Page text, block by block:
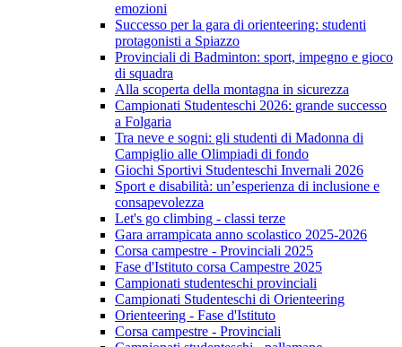
emozioni
Successo per la gara di orienteering: studenti
protagonisti a Spiazzo
Provinciali di Badminton: sport, impegno e gioco
di squadra
Alla scoperta della montagna in sicurezza
Campionati Studenteschi 2026: grande successo
a Folgaria
Tra neve e sogni: gli studenti di Madonna di
Campiglio alle Olimpiadi di fondo
Giochi Sportivi Studenteschi Invernali 2026
Sport e disabilità: un’esperienza di inclusione e
consapevolezza
Let's go climbing - classi terze
Gara arrampicata anno scolastico 2025-2026
Corsa campestre - Provinciali 2025
Fase d'Istituto corsa Campestre 2025
Campionati studenteschi provinciali
Campionati Studenteschi di Orienteering
Orienteering - Fase d'Istituto
Corsa campestre - Provinciali